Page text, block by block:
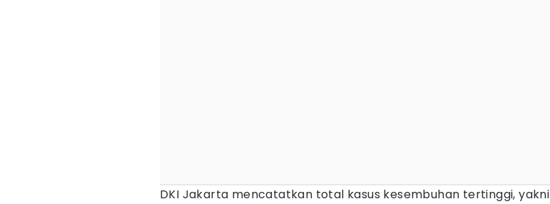
DKI Jakarta mencatatkan total kasus kesembuhan tertinggi, yakni